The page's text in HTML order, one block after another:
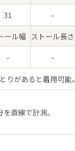
31 -
ール幅 ストール長さ
- -
りがあると着用可能。
直線で計測。